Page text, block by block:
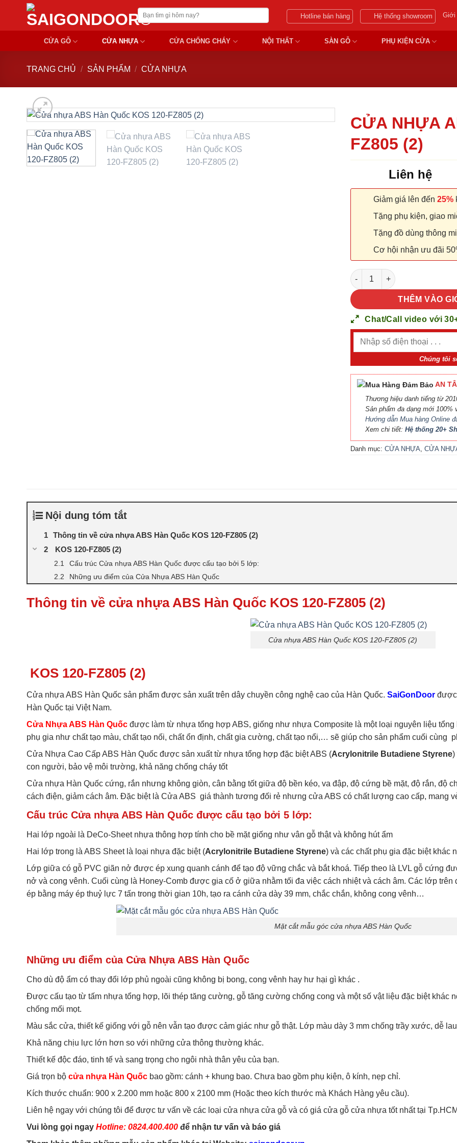
Chuyển
nội
Tìm
kiếm:
Hotline bán hàng Hệ thống showroom Giới
CỬA GỖ CỬA NHỰA CỬA CHỐNG CHÁY NỘI THẤT SÀN GỖ PHỤ KIỆN CỬA
TRANG CHỦ / SẢN PHẨM / CỬA NHỰA
CỬA NHỰA
FZ805 (2)
Liên hệ
Giảm giá lên đến 25%
Tặng phụ kiện, giao
Tặng đồ dùng thông
Cơ hội nhận ưu đãi
CỬA NHỰA ABS HÀN QUỐC
THÊM VÀO
Chat/Call video với
Chúng tôi
AN
Thương hiệu danh tiếng từ
Sản phẩm đa dạng mới
Hướng dẫn Mua hàng Online
Xem chi tiết: Hệ thống 20+
Danh mục: CỬA NHỰA, CỬA
Nội dung tóm tắt
Thông tin về cửa nhựa ABS Hàn Quốc KOS 120-FZ805 (2)
KOS 120-FZ805 (2)
Cấu trúc Cửa nhựa ABS Hàn Quốc được cấu tạo bởi 5 lớp:
Những ưu điểm của Cửa Nhựa ABS Hàn Quốc
Thông tin về cửa nhựa ABS Hàn Quốc KOS 120-FZ805 (2)
Cửa nhựa ABS Hàn Quốc KOS 120-FZ805 (2)
KOS 120-FZ805 (2)
Cửa nhựa ABS Hàn Quốc sản phẩm được sản xuất trên dây chuyền công nghệ cao của Hàn Quốc. SaiGonDoor được
Hàn Quốc tại Việt Nam.
Cửa Nhựa ABS Hàn Quốc được làm từ nhựa tổng hợp ABS, giống như nhựa Composite là một loại nguyên liệu tổng
phụ gia như chất tạo màu, chất tạo nối, chất ổn định, chất gia cường, chất tạo nổi,… sẽ giúp cho sản phẩm cuối cùng
Cửa Nhựa Cao Cấp ABS Hàn Quốc được sản xuất từ nhựa tổng hợp đặc biệt ABS (Acrylonitrile Butadiene Styrene)
con người, bảo vệ môi trường, khả năng chống cháy tốt
Cửa nhựa Hàn Quốc cứng, rắn nhưng không giòn, cân bằng tốt giữa độ bền kéo, va đập, độ cứng bề mặt, độ rắn, độ
cách điện, giảm cách âm. Đặc biệt là Cửa ABS giá thành tương đối rẻ nhưng cửa ABS có chất lượng cao cấp, mang
Cấu trúc Cửa nhựa ABS Hàn Quốc được cấu tạo bởi 5 lớp:
Hai lớp ngoài là DeCo-Sheet nhựa thông hợp tính cho bề mặt giống như vân gỗ thật và không hút ẩm
Hai lớp trong là ABS Sheet là loại nhựa đặc biệt (Acrylonitrile Butadiene Styrene) và các chất phụ gia đặc biệt khác
Lớp giữa có gỗ PVC giãn nở được ép xung quanh cánh để tạo độ vững chắc và bắt khoá. Tiếp theo là LVL gỗ cứng
nở và cong vênh. Cuối cùng là Honey-Comb được gia cố ở giữa nhằm tối đa việc cách nhiệt và cách âm. Các lớp
ép bằng máy ép thuỷ lực 7 tấn trong thời gian 10h, tạo ra cánh cửa dày 39 mm, chắc chắn, không cong vênh…
Mặt cắt mẫu góc cửa nhựa ABS Hàn Quốc
Những ưu điểm của Cửa Nhựa ABS Hàn Quốc
Cho dù độ ẩm có thay đổi lớp phủ ngoài cũng không bị bong, cong vênh hay hư hại gì khác .
Được cấu tạo từ tấm nhựa tổng hợp, lõi thép tăng cường, gỗ tăng cường chống cong và một số vật liệu đặc biệt khác
chống mối mọt.
Màu sắc cửa, thiết kế giống với gỗ nên vẫn tạo được cảm giác như gỗ thật. Lớp màu dày 3 mm chống trầy xước, dễ
Khả năng chịu lực lớn hơn so với những cửa thông thường khác.
Thiết kế độc đáo, tinh tế và sang trọng cho ngôi nhà thân yêu của bạn.
Giá trọn bộ cửa nhựa Hàn Quốc bao gồm: cánh + khung bao. Chưa bao gồm phụ kiện, ô kính, nẹp chỉ.
Kích thước chuẩn: 900 x 2.200 mm hoặc 800 x 2100 mm (Hoặc theo kích thước mà Khách Hàng yêu cầu).
Liên hệ ngay với chúng tôi để được tư vấn về các loại cửa nhựa cửa gỗ và có giá cửa gỗ cửa nhựa tốt nhất tại
Vui lòng gọi ngay Hotline: 0824.400.400 để nhận tư vấn và báo giá